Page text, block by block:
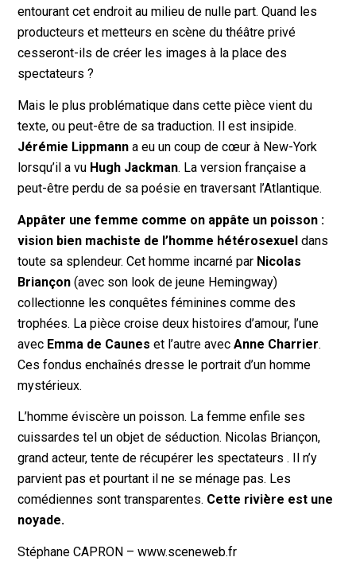
entourant cet endroit au milieu de nulle part. Quand les
producteurs et metteurs en scène du théâtre privé
cesseront-ils de créer les images à la place des
spectateurs ?
Mais le plus problématique dans cette pièce vient du
texte, ou peut-être de sa traduction. Il est insipide.
Jérémie Lippmann a eu un coup de cœur à New-York
lorsqu’il a vu Hugh Jackman. La version française a
peut-être perdu de sa poésie en traversant l’Atlantique.
Appâter une femme comme on appâte un poisson :
vision bien machiste de l’homme hétérosexuel dans
toute sa splendeur. Cet homme incarné par Nicolas
Briançon (avec son look de jeune Hemingway)
collectionne les conquêtes féminines comme des
trophées. La pièce croise deux histoires d’amour, l’une
avec Emma de Caunes et l’autre avecAnne Charrier.
Ces fondus enchaînés dresse le portrait d’un homme
mystérieux.
L’homme éviscère un poisson. La femme enfile ses
cuissardes tel un objet de séduction. Nicolas Briançon,
grand acteur, tente de récupérer les spectateurs . Il n’y
parvient pas et pourtant il ne se ménage pas. Les
comédiennes sont transparentes. Cette rivière est une
noyade.
Stéphane CAPRON – www.sceneweb.fr